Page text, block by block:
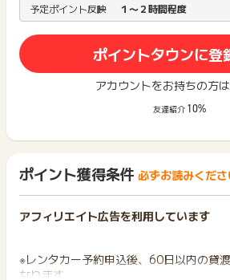
予定ポイント反映
１〜２時間程度
ポイントタウンに登
アカウントをお持ちの方は
友達紹介 10%
ポイント獲得条件 必ずお読みくださ
アフィリエイト広告を利用しています
※レンタカー予約申込後、60日以内の貸
なります。